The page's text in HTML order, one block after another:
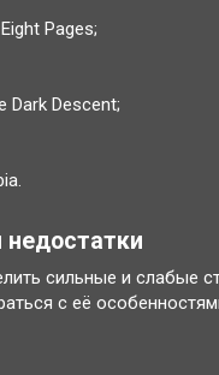
Pages;
Dark Descent;
недостатки
сильные и слабые
с её